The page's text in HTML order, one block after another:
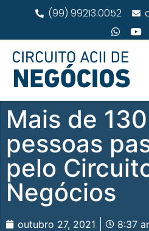
(99) 99213.0052
Mais de
pessoas
pelo
Negócios
outubro 27, 2021 8:37